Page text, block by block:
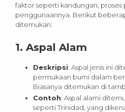
faktor seperti kandungan,
penggunaannya. Berikut
ditemukan:
1. Aspal Alam
Deskripsi: Aspal jenis ini
permukaan bumi dalam
Biasanya ditemukan di
Contoh: Aspal alami
seperti Trinidad, yang